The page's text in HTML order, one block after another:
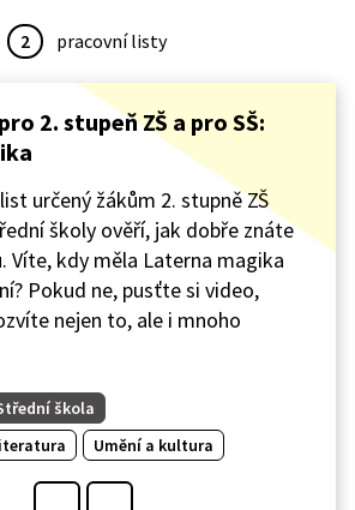
2 pracovní listy
2. stupeň ZŠ a pro SŠ:
určený žákům 2. stupně ZŠ
školy ověří, jak dobře znáte
Víte, kdy měla Laterna magika
Pokud ne, pusťte si video,
nejen to, ale i mnoho
škola
Umění a kultura